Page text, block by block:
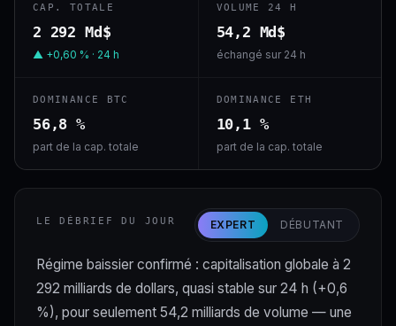
CAP. TOTALE
2 292 Md$
▲ +0,60 % · 24 h
VOLUME 24 H
54,2 Md$
échangé sur 24 h
DOMINANCE BTC
56,8 %
part de la cap. totale
DOMINANCE ETH
10,1 %
part de la cap. totale
LE DÉBRIEF DU JOUR EXPERT DÉBUTANT
Régime baissier confirmé : capitalisation globale à 2
292 milliards de dollars, quasi stable sur 24 h (+0,6
%), pour seulement 54,2 milliards de volume — une